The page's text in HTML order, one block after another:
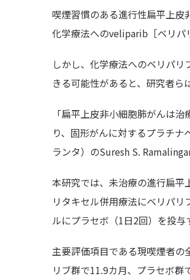
喫煙習慣のある進行性扁平上皮
化学療法へのveliparib［ベリパ
しかし、化学療法へのベリパ
きる可能性があると、研究者
「扁平上皮非小細胞肺がんは
り、固形がんに対するプラチ
ランタ）のSuresh S.
本研究では、未治療の進行扁平
リタキセル併用療法にベリパ
ルにプラセボ（1日2回）を投与
主要評価項目である現喫煙者
リブ群で11.9カ月、プラセボ